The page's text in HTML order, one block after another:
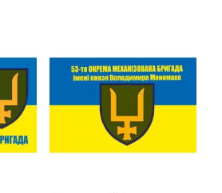
варіантів.
Параметри
можна
вибрати
на